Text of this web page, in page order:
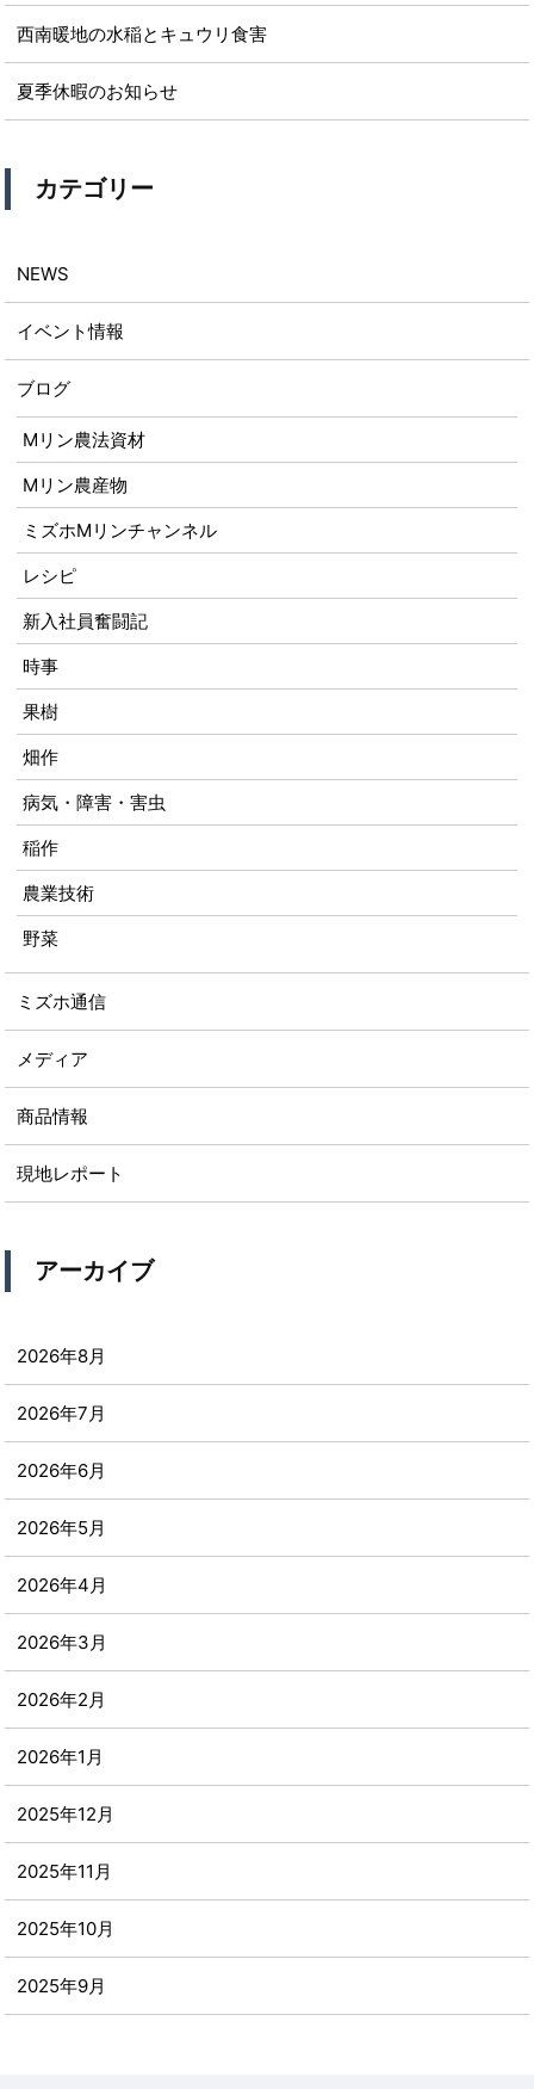
西南暖地の水稲とキュウリ食害
夏季休暇のお知らせ
カテゴリー
NEWS
イベント情報
ブログ
Mリン農法資材
Mリン農産物
ミズホMリンチャンネル
レシピ
新入社員奮闘記
時事
果樹
畑作
病気・障害・害虫
稲作
農業技術
野菜
ミズホ通信
メディア
商品情報
現地レポート
アーカイブ
2026年8月
2026年7月
2026年6月
2026年5月
2026年4月
2026年3月
2026年2月
2026年1月
2025年12月
2025年11月
2025年10月
2025年9月